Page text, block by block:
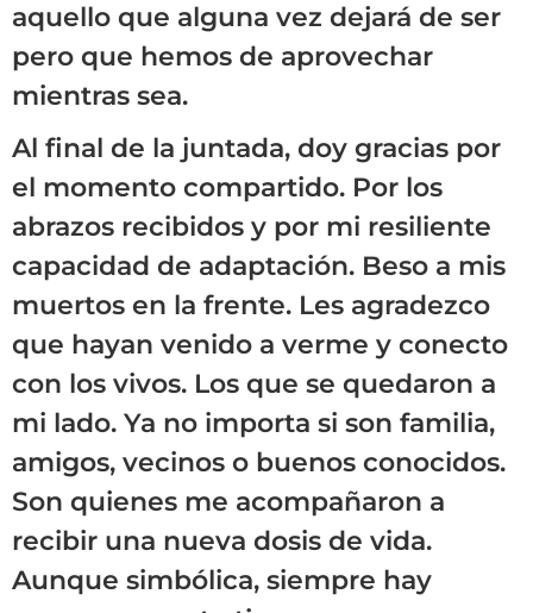
aquello que alguna vez dejará de ser
pero que hemos de aprovechar
mientras sea.
Al final de la juntada, doy gracias por
el momento compartido. Por los
abrazos recibidos y por mi resiliente
capacidad de adaptación. Beso a mis
muertos en la frente. Les agradezco
que hayan venido a verme y conecto
con los vivos. Los que se quedaron a
mi lado. Ya no importa si son familia,
amigos, vecinos o buenos conocidos.
Son quienes me acompañaron a
recibir una nueva dosis de vida.
Aunque simbólica, siempre hay